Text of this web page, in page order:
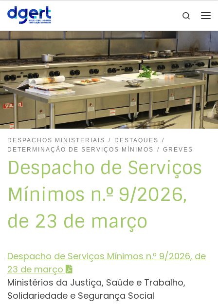
Skip to content
Search
DESPACHOS MINISTERIAIS
DESTAQUES
DETERMINAÇÃO DE SERVIÇOS MÍNIMOS
GREVES
Despacho de Serviços
Mínimos n.º 9/2026,
de 23 de março
Despacho de Serviços Mínimos n.º 9/2026, de
23 de março
Ministérios da Justiça, Saúde e Trabalho,
Solidariedade e Segurança Social